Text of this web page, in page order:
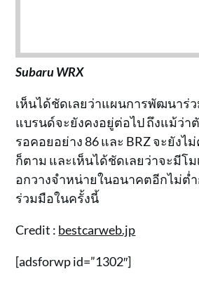
Subaru WRX
เห็นได้ชัดเลยว่าแผนการพัฒนาร่
แบรนด์จะยังคงอยู่ต่อไป ถึงแม้ว่า
รอคอยอย่าง 86 และ BRZ จะยังไ
ก็ตาม และเห็นได้ชัดเลยว่าจะมีโ
อกวางจำหน่ายในอนาคตอีกไม่ต่ำ
ร่วมมือในครั้งนี้
Credit : bestcarweb.jp
[adsforwp id=”1302″]